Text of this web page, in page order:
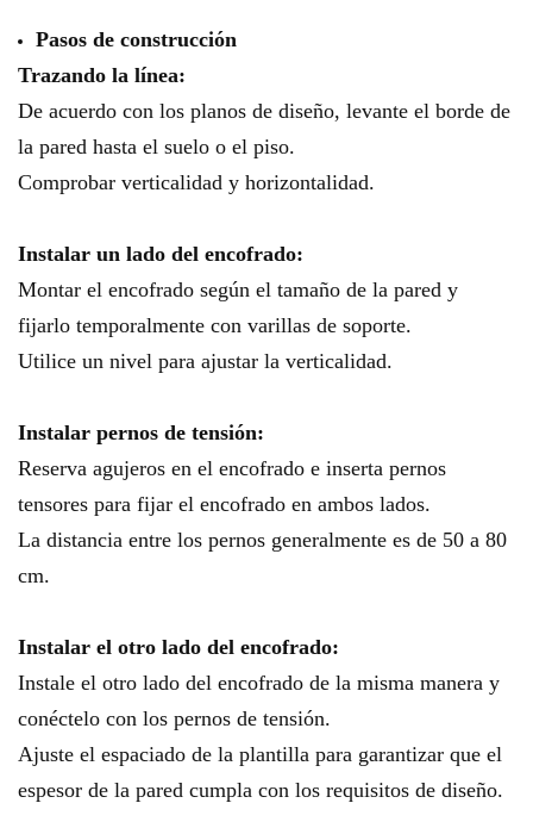
Pasos de construcción
Trazando la línea:
De acuerdo con los planos de diseño, levante el borde de
la pared hasta el suelo o el piso.
Comprobar verticalidad y horizontalidad.
Instalar un lado del encofrado:
Montar el encofrado según el tamaño de la pared y
fijarlo temporalmente con varillas de soporte.
Utilice un nivel para ajustar la verticalidad.
Instalar pernos de tensión:
Reserva agujeros en el encofrado e inserta pernos
tensores para fijar el encofrado en ambos lados.
La distancia entre los pernos generalmente es de 50 a 80
cm.
Instalar el otro lado del encofrado:
Instale el otro lado del encofrado de la misma manera y
conéctelo con los pernos de tensión.
Ajuste el espaciado de la plantilla para garantizar que el
espesor de la pared cumpla con los requisitos de diseño.